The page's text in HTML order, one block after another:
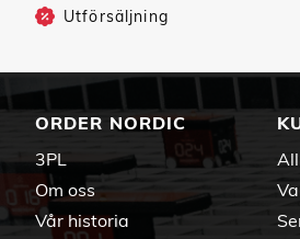
Utförsäljning
ORDER NORDIC
3PL
Om oss
Vår historia